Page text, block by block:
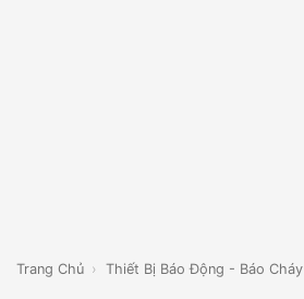
Trang Chủ › Thiết Bị Báo Động - Báo Cháy